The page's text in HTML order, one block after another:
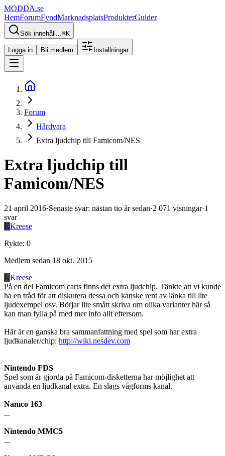
MODDA.se
HemForumFyndMarknadsplatsProdukterGuider
Sök innehåll...⌘K
Logga in Bli medlem Inställningar
Forum
Hårdvara
Extra ljudchip till Famicom/NES
Extra ljudchip till
Famicom/NES
21 april 2016·Senaste svar: nästan tio år sedan·2 071 visningar·1
svar
KKreese
Rykte: 0
Medlem sedan 18 okt. 2015
KKreese
På en del Famicom carts finns det extra ljudchip. Tänkte att vi kunde
ha en tråd för att diskutera dessa och kanske rent av länka till lite
ljudexempel osv. Börjar lite smått skriva om olika varianter här så
kan man fylla på med mer info allt eftersom.
Här är en ganska bra sammanfattning med spel som har extra
ljudkanaler/chip: http://wiki.nesdev.com
Nintendo FDS
Spel som är gjorda på Famicom-disketterna har möjlighet att
använda en ljudkanal extra. En slags vågforms kanal.
Namco 163
...
Nintendo MMC5
...